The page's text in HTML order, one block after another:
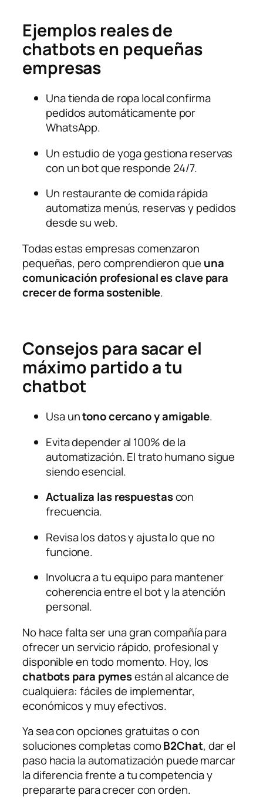
Ejemplos reales de
chatbots en pequeñas
empresas
Una tienda de ropa local confirma
pedidos automáticamente por
WhatsApp.
Un estudio de yoga gestiona reservas
con un bot que responde 24/7.
Un restaurante de comida rápida
automatiza menús, reservas y pedidos
desde su web.
Todas estas empresas comenzaron
pequeñas, pero comprendieron que una
comunicación profesional es clave para
crecer de forma sostenible.
Consejos para sacar el
máximo partido a tu
chatbot
Usa untono cercano y amigable.
Evita depender al 100% de la
automatización. El trato humano sigue
siendo esencial.
Actualiza las respuestascon
frecuencia.
Revisa los datos y ajusta lo que no
funcione.
Involucra a tu equipo para mantener
coherencia entre el bot y la atención
personal.
No hace falta ser una gran compañía para
ofrecer un servicio rápido, profesional y
disponible en todo momento. Hoy, los
chatbots para pymesestán al alcance de
cualquiera: fáciles de implementar,
económicos y muy efectivos.
Ya sea con opciones gratuitas o con
soluciones completas comoB2Chat, dar el
paso hacia la automatización puede marcar
la diferencia frente a tu competencia y
prepararte para crecer con orden.